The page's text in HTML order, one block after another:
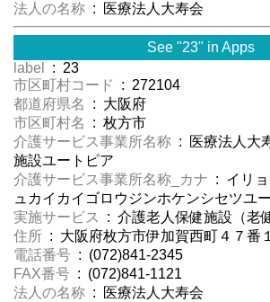
法人の名称 : 医療法人大寿会
See "23" in Apps
label
: 23
市区町村コード
: 272104
都道府県名
: 大阪府
市区町村名
: 枚方市
介護サービス事業所名称 : 医療法人大
施設ユートピア
介護サービス事業所名称_カナ : イリ
ュカイカイゴロウジンホケンシセツユ
実施サービス
: 介護老人保健施設（老
住所 : 大阪府枚方市伊加賀西町４７番
電話番号 : (072)841-2345
FAX番号 : (072)841-1121
法人の名称 : 医療法人大寿会